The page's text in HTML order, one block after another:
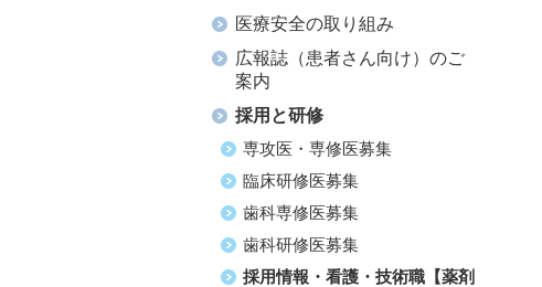
医療安全の取り組み
広報誌（患者さん向け）のご
案内
採用と研修
専攻医・専修医募集
臨床研修医募集
歯科専修医募集
歯科研修医募集
採用情報・看護・技術職【薬剤